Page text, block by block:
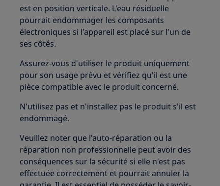
est en position verticale. L'eau résiduelle
pourrait endommager les composants
électroniques si l'appareil est placé sur l'un de
ses côtés.
Assurez-vous d'utiliser le produit uniquement
pour son usage prévu et vérifiez qu'il est une
pièce compatible avec le produit concerné.
N'utilisez pas et n'installez pas le produit s'il est
endommagé.
Veuillez noter que l'auto-réparation ou la
réparation non professionnelle peut avoir des
conséquences sur la sécurité si elle n'est pas
effectuée correctement et pourrait annuler la